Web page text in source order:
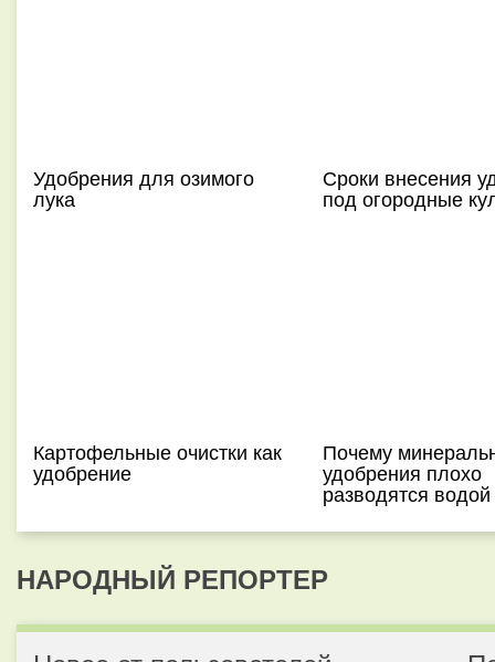
Удобрения для озимого
лука
Сроки внесения
под огородные
Картофельные очистки как
удобрение
Почему
удобрения плохо
разводятся водой
НАРОДНЫЙ РЕПОРТЕР